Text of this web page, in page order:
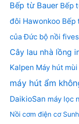
Bếp từ Bauer Bếp
đôi Hawonkoo Bếp
của Đức bộ nồi
Cây lau nhà lồng
Kalpen Máy hút
máy hút ẩm
DaikioSan máy lọc
Nồi cơm điện cơ